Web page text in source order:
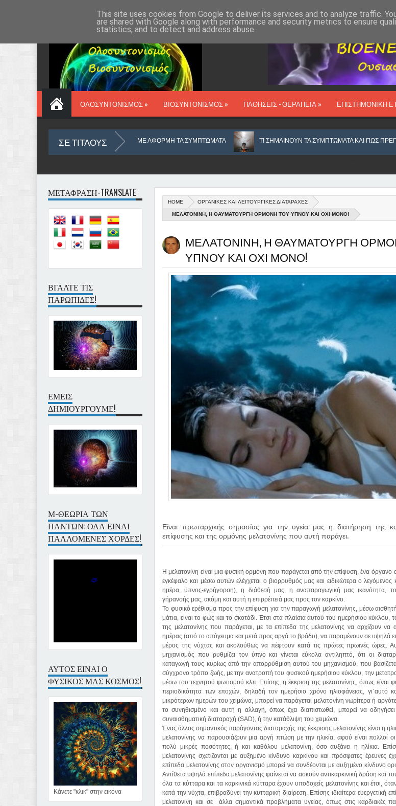
ΟΛΟΣΥΝΤΟΝΙΣΜΟΣ » ΒΙΟΣΥΝΤΟΝΙΣΜΟΣ » ΠΑΘΗΣΕΙΣ - ΘΕΡΑΠΕΙΑ » ΕΠΙΣΤΗΜΟΝΙΚΗ
ΣΕ ΤΙΤΛΟΥΣ
ΤΟΥ ΜΥΑΛΟΥ ΜΑΣ ΜΕ ΑΦΟΡΜΗ ΤΑ ΣΥΜΠΤΩΜΑΤΑ ΤΙ ΣΗΜΑΙΝΟΥΝ ΤΑ ΣΥΜΠΤΩΜΑΤΑ ΚΑΙ ΠΩΣ ΠΡΕΠΕΙ ΝΑ ΤΑ
Ο ΥΛΙΚΟΣ ΚΟΣΜΟΣ ΠΟΥ ΖΟΥΜΕ ΑΠΟ ΑΠΟΨΗ ΟΥΣΙΑΣ ΑΝΙΧΝΕΥΕΤΑΙ ΚΑΙ ΕΞΟΥΔΕΤΕΡΩΝΕΤΑΙ ΙΟΣ, ΩΣ
HOME ΟΡΓΑΝΙΚΕΣ ΚΑΙ ΛΕΙΤΟΥΡΓΙΚΕΣ ΔΙΑΤΑΡΑΧΕΣ
ΜΕΛΑΤΟΝΙΝΗ, Η ΘΑΥΜΑΤΟΥΡΓΗ ΟΡΜΟΝΗ ΤΟΥ ΥΠΝΟΥ ΚΑΙ ΟΧΙ ΜΟΝΟ!
ΜΕΛΑΤΟΝΙΝΗ, Η ΘΑΥΜΑΤΟΥΡΓΗ
ΥΠΝΟΥ ΚΑΙ ΟΧΙ ΜΟΝΟ!
Είναι πρωταρχικής σημασίας για την υγεία μας η διατήρηση της
επίφυσης και της ορμόνης μελατονίνης που αυτή παράγει.
Η μελατονίνη είναι μια φυσική ορμόνη που παράγεται από την επίφυση, ένα όργανο-
εγκέφαλο και μέσω αυτών ελέγχεται ο βιορρυθμός μας και ειδικώτερα ο λεγόμενος
ημέρα, ύπνος-εγρήγορση), η διάθεσή μας, η αναπαραγωγική μας ικανότητα,
γήρανσής μας, ακόμη και αυτή η επιρρέπειά μας προς τον καρκίνο.
Το φυσικό ερέθισμα προς την επίφυση για την παραγωγή μελατονίνης, μέσω
μάτια, είναι το φως και το σκοτάδι. Έτσι στα πλαίσια αυτού του ημερήσιου κύκλου,
της μελατονίνης που παράγεται, με τα επίπεδα της μελατονίνης να αρχίζουν να
ημέρας (από το απόγευμα και μετά προς αργά το βράδυ), να παραμένουν σε υψηλά
μέρος της νύχτας και ακολούθως να πέφτουν κατά τις πρώτες πρωινές ώρες.
μηχανισμός που ρυθμίζει τον ύπνο και γίνεται εύκολα αντιληπτό, ότι οι
καταγωγή τους κυρίως από την απορρύθμιση αυτού του μηχανισμού, που
σύγχρονο τρόπο ζωής, με την ανατροπή του φυσικού ημερήσιου κύκλου, την
μέσω του τεχνητού φωτισμού κλπ. Επίσης, η έκκριση της μελατονίνης, όπως είναι
περιοδικότητα των εποχών, δηλαδή τον ημερήσιο χρόνο ηλιοφάνειας, γι΄αυτό
μικρότερων ημερών του χειμώνα, μπορεί να παράγεται μελατονίνη νωρίτερα ή
το συνηθισμένο και αυτή η αλλαγή, όπως έχει διαπιστωθεί, μπορεί να
συναισθηματική διαταραχή (SAD), ή την κατάθλιψη του χειμώνα.
Ένας άλλος σημαντικός παράγοντας διαταραχής της έκκρισης μελατονίνης είναι η
μελατονίνης να παρουσιάζουν μια αργή πτώση με την ηλικία, αφού είναι πολλοί
πολύ μικρές ποσότητες, ή και καθόλου μελατονίνη, όσο αυξάνει η ηλίκια.
μελατονίνης σχετίζονται με αυξημένο κίνδυνο καρκίνου και πρόσφατες έρευνες
επίπεδα μελατονίνης στον οργανισμό μπορεί να συνδέονται με αυξημένο κίνδυνο
Αντίθετα υψηλά επίπεδα μελατονίνης φαίνεται να ασκούν αντικαρκινική δράση και
όλα τα κύτταρα και τα καρκινικά κύτταρα έχουν υποδοχείς μελατονίνης και έτσι,
κατά την νύχτα, επιβραδύνει την κυτταρική διαίρεση. Επίσης ιδιαίτερα ευεργετική
μελατονίνη και σε άλλα σημαντικά προβλήματα υγείας, όπως στις καρδιακές
ΜΕΤΑΦΡΑΣΗ-TRANSLATE
ΒΓΑΛΤΕ ΤΙΣ
ΠΑΡΩΠΙΔΕΣ!
ΕΜΕΙΣ
ΔΗΜΙΟΥΡΓΟΥΜΕ!
Μ-ΘΕΩΡΙΑ ΤΩΝ
ΠΑΝΤΩΝ: ΟΛΑ ΕΙΝΑΙ
ΠΑΛΛΟΜΕΝΕΣ ΧΟΡΔΕΣ!
ΑΥΤΟΣ ΕΙΝΑΙ Ο
ΦΥΣΙΚΟΣ ΜΑΣ ΚΟΣΜΟΣ!
Κάνετε "κλικ" στην εικόνα
This site uses cookies from Google to deliver its services and to analyze traffic.
are shared with Google along with performance and security metrics to ensure
statistics, and to detect and address abuse.